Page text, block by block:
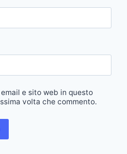
e sito web in questo
volta che commento.